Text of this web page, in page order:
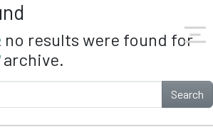
no results were found for
Search